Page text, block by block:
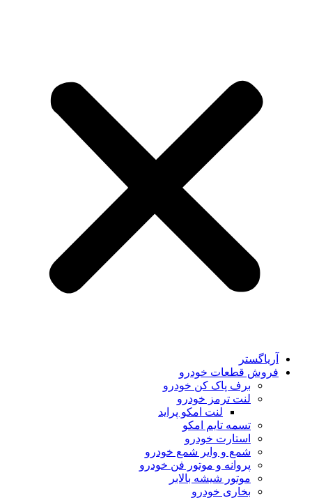
آریاگستر
فروش قطعات خودرو
برف پاک کن خودرو
لنت ترمز خودرو
لنت امکو پراید
تسمه تایم امکو
استارت خودرو
شمع و وایر شمع خودرو
پروانه و موتور فن خودرو
موتور شیشه بالابر
بخاری خودرو